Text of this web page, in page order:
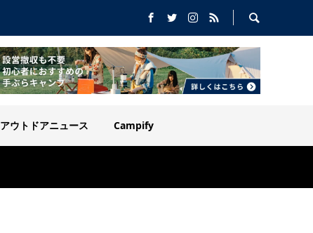
アウトドアニュース Campify